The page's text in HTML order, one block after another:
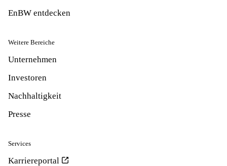
EnBW entdecken
Weitere Bereiche
Unternehmen
Investoren
Nachhaltigkeit
Presse
Services
Karriereportal